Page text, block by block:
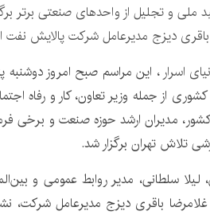
ملی و تجلیل از واحدهای صنعتی برتر
باقری دیزج مدیرعامل شرکت پالایش نفت
اسرار
از جمله وزیر تعاون، کار و رفاه
مدیران ارشد حوزه صنعت و برخی
تلاش تهران برگزار شد.
لیلا سلطانی، مدیر روابط عمومی و
غلامرضا باقری دیزج مدیرعامل شرکت،